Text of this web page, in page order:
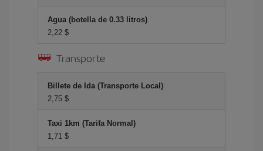
Agua (botella de 0.33 litros)
2,22 $
Transporte
Billete de Ida (Transporte Local)
2,75 $
Taxi 1km (Tarifa Normal)
1,71 $